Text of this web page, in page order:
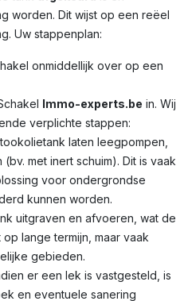
worden. Dit wijst op een reëel
Uw stappenplan:
onmiddellijk over op een
Immo-experts.be in. Wij
verplichte stappen:
laten leegpompen,
met inert schuim). Dit is vaak
voor ondergrondse
kunnen worden.
uitgraven en afvoeren, wat de
lange termijn, maar vaak
gebieden.
er een lek is vastgesteld, is
en eventuele sanering